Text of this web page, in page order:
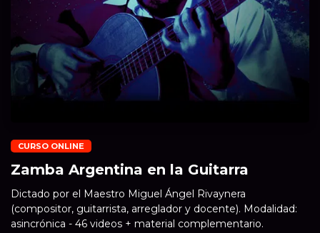
CURSO ONLINE
Zamba Argentina en la Guitarra
Dictado por el Maestro Miguel Ángel Rivaynera
(compositor, guitarrista, arreglador y docente). Modalidad:
asincrónica - 46 videos + material complementario.